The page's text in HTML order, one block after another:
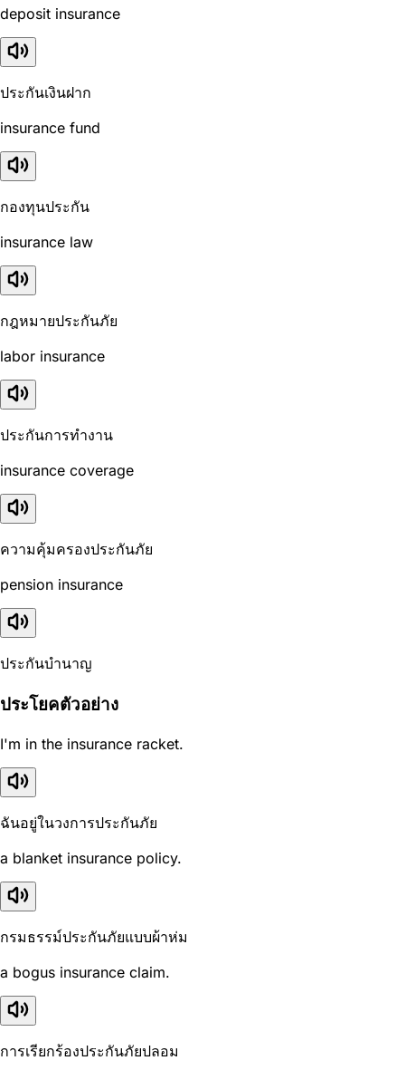
deposit insurance
ประกันเงินฝาก
insurance fund
กองทุนประกัน
insurance law
กฎหมายประกันภัย
labor insurance
ประกันการทำงาน
insurance coverage
ความคุ้มครองประกันภัย
pension insurance
ประกันบำนาญ
ประโยคตัวอย่าง
I'm in the insurance racket.
ฉันอยู่ในวงการประกันภัย
a blanket insurance policy.
กรมธรรม์ประกันภัยแบบผ้าห่ม
a bogus insurance claim.
การเรียกร้องประกันภัยปลอม